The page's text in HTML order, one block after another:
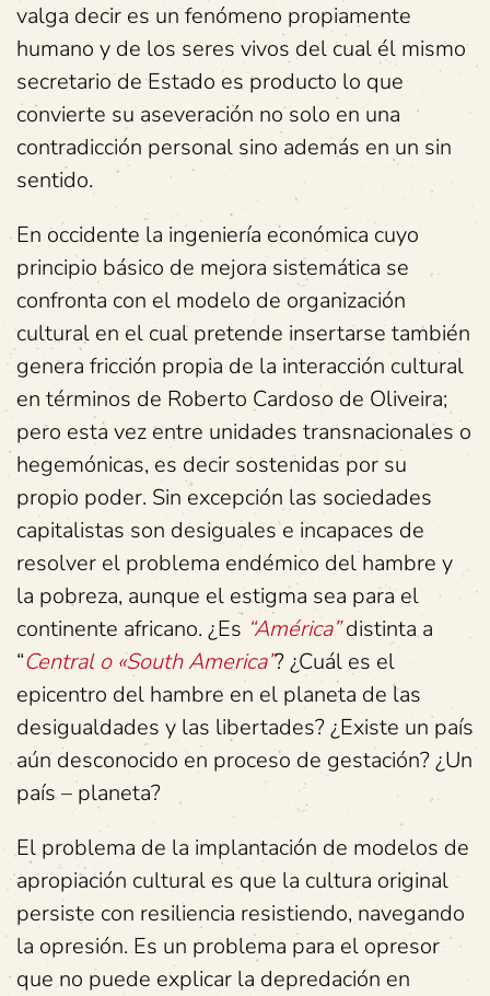
valga decir es un fenómeno propiamente
humano y de los seres vivos del cual él mismo
secretario de Estado es producto lo que
convierte su aseveración no solo en una
contradicción personal sino además en un sin
sentido.
En occidente la ingeniería económica cuyo
principio básico de mejora sistemática se
confronta con el modelo de organización
cultural en el cual pretende insertarse también
genera fricción propia de la interacción cultural
en términos de Roberto Cardoso de Oliveira;
pero esta vez entre unidades transnacionales o
hegemónicas, es decir sostenidas por su
propio poder. Sin excepción las sociedades
capitalistas son desiguales e incapaces de
resolver el problema endémico del hambre y
la pobreza, aunque el estigma sea para el
continente africano. ¿Es “América”distinta a
“Central o «South America”? ¿Cuál es el
epicentro del hambre en el planeta de las
desigualdades y las libertades? ¿Existe un país
aún desconocido en proceso de gestación? ¿Un
país – planeta?
El problema de la implantación de modelos de
apropiación cultural es que la cultura original
persiste con resiliencia resistiendo, navegando
la opresión. Es un problema para el opresor
que no puede explicar la depredación en